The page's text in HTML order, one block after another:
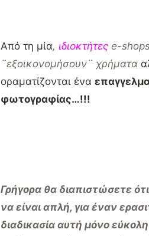
Από τη μία, ιδιοκτήτες e-
¨εξοικονομήσουν¨ χρήματα
οραματίζονται ένα
φωτογραφίας…!!!
Γρήγορα θα διαπιστώσετε
να είναι απλή, για έναν
διαδικασία αυτή μόνο